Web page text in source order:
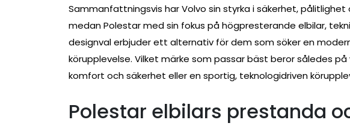
Sammanfattningsvis har Volvo sin styrka i säkerhet,
medan Polestar med sin fokus på högpresterande elbilar,
designval erbjuder ett alternativ för dem som söker en
körupplevelse. Vilket märke som passar bäst beror således
komfort och säkerhet eller en sportig, teknologidriven
Polestar elbilars prestanda